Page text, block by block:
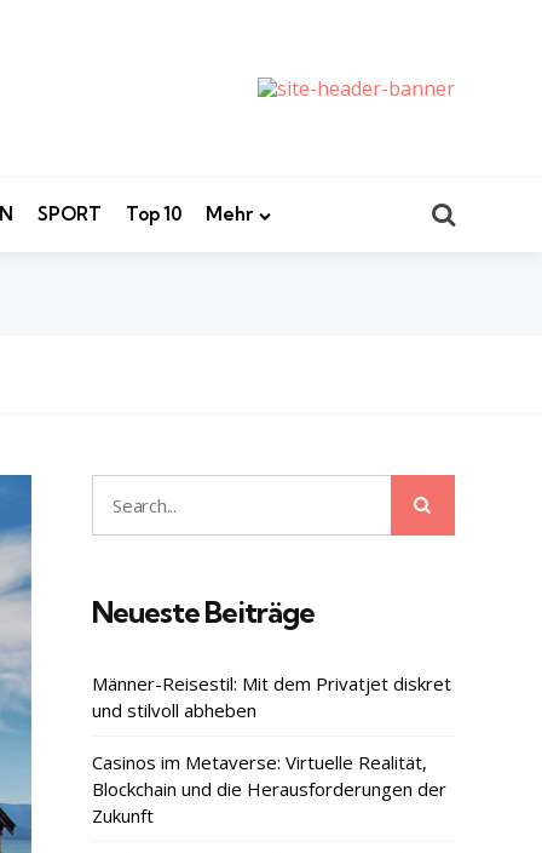
SPORT Top 10 Mehr
Search
for:
Neueste Beiträge
Männer-Reisestil: Mit dem Privatjet diskret
und stilvoll abheben
Casinos im Metaverse: Virtuelle Realität,
Blockchain und die Herausforderungen der
Zukunft